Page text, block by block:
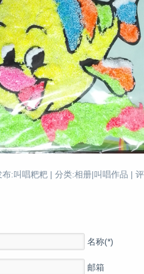
:叫唱粑粑 | 分类:相册|叫唱作品 |
名称(*)
邮箱